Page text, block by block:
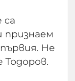
са
признаем
Не